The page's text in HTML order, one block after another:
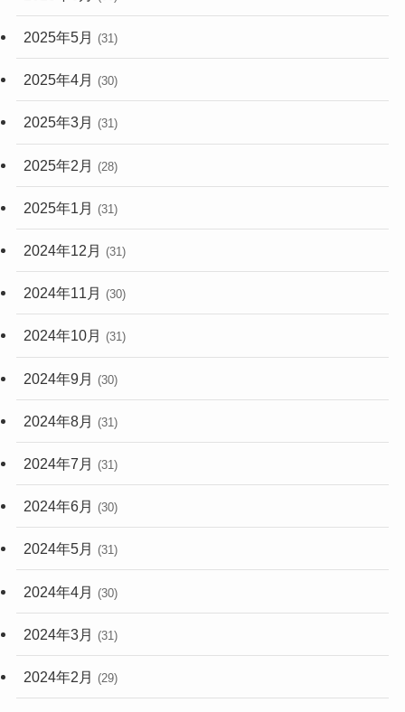
2025年5月 (31)
2025年4月 (30)
2025年3月 (31)
2025年2月 (28)
2025年1月 (31)
2024年12月 (31)
2024年11月 (30)
2024年10月 (31)
2024年9月 (30)
2024年8月 (31)
2024年7月 (31)
2024年6月 (30)
2024年5月 (31)
2024年4月 (30)
2024年3月 (31)
2024年2月 (29)